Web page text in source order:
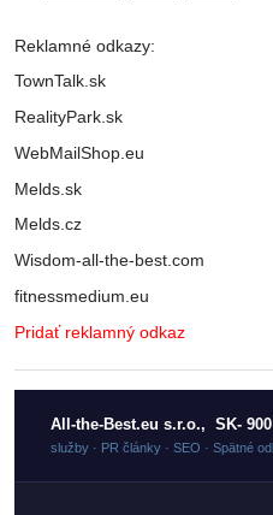
Reklamné odkazy:
TownTalk.sk
RealityPark.sk
WebMailShop.eu
Melds.sk
Melds.cz
Wisdom-all-the-best.com
fitnessmedium.eu
Pridať reklamný odkaz
All-the-Best.eu s.r.o., SK-
služby · PR články · SEO · Spätné